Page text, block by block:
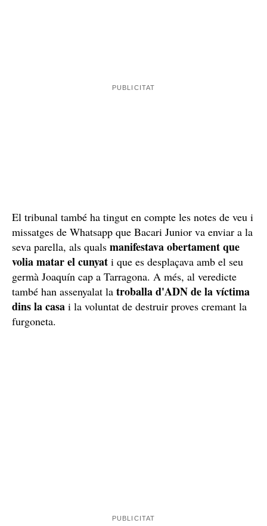
El tribunal també ha tingut en compte les notes de veu i
missatges de Whatsapp que Bacari Junior va enviar a la
seva parella, als quals manifestava obertament que
volia matar el cunyat i que es desplaçava amb el seu
germà Joaquín cap a Tarragona. A més, al veredicte
també han assenyalat la troballa d'ADN de la víctima
dins la casa i la voluntat de destruir proves cremant la
furgoneta.